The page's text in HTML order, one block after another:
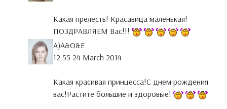
Какая прелесть! Красавица маленькая!
ПОЗДРАВЛЯЕМ Вас!!!
A)A&O&E
12:55 24 March 2014
Какая красивая принцесса!С днем рождения
вас!Растите большие и здоровые!